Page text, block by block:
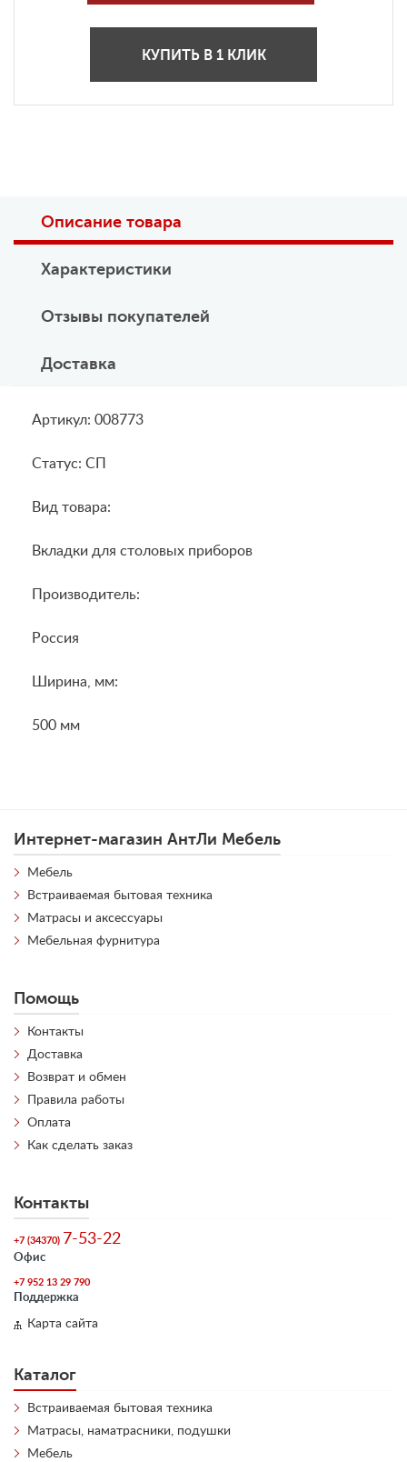
КУПИТЬ В 1 КЛИК
Описание товара
Характеристики
Отзывы покупателей
Доставка
Артикул: 008773
Статус: СП
Вид товара:
Вкладки для столовых приборов
Производитель:
Россия
Ширина, мм:
500 мм
Интернет-магазин АнтЛи Мебель
Мебель
Встраиваемая бытовая техника
Матрасы и аксессуары
Мебельная фурнитура
Помощь
Контакты
Доставка
Возврат и обмен
Правила работы
Оплата
Как сделать заказ
Контакты
+7 (34370) 7-53-22
Офис
+7 952 13 29 790
Поддержка
Карта сайта
Каталог
Встраиваемая бытовая техника
Матрасы, наматрасники, подушки
Мебель